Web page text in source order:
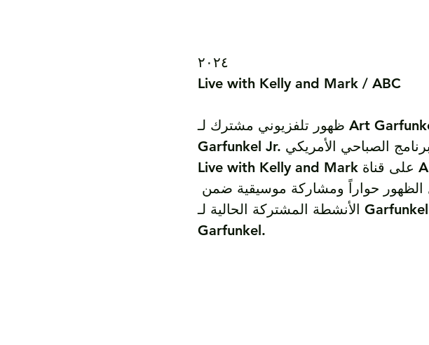
٢٠٢٤
Live with Kelly and Mark / ABC
ظهور تلفزيوني مشترك لـ Art Garfunkel وArt
Garfunkel Jr. في البرنامج الصباحي الأمريكي
Live with Kelly and Mark على قناة ABC.
الأنشطة المشتركة الحالية لـ Garfunkel &
Garfunkel.